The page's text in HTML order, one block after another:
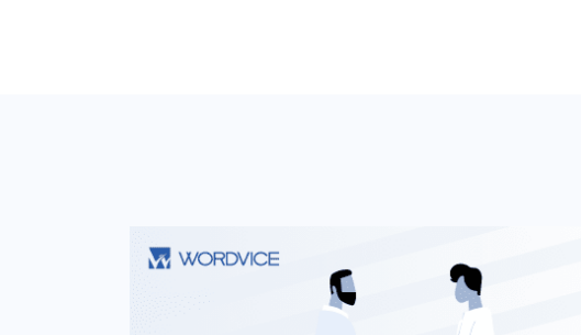
陳姚向 2026-04-16
這個編輯都會給予原文哪裡寫不好的指導